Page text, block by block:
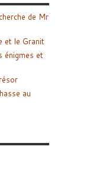
de Mr
et le Granit
énigmes et
au